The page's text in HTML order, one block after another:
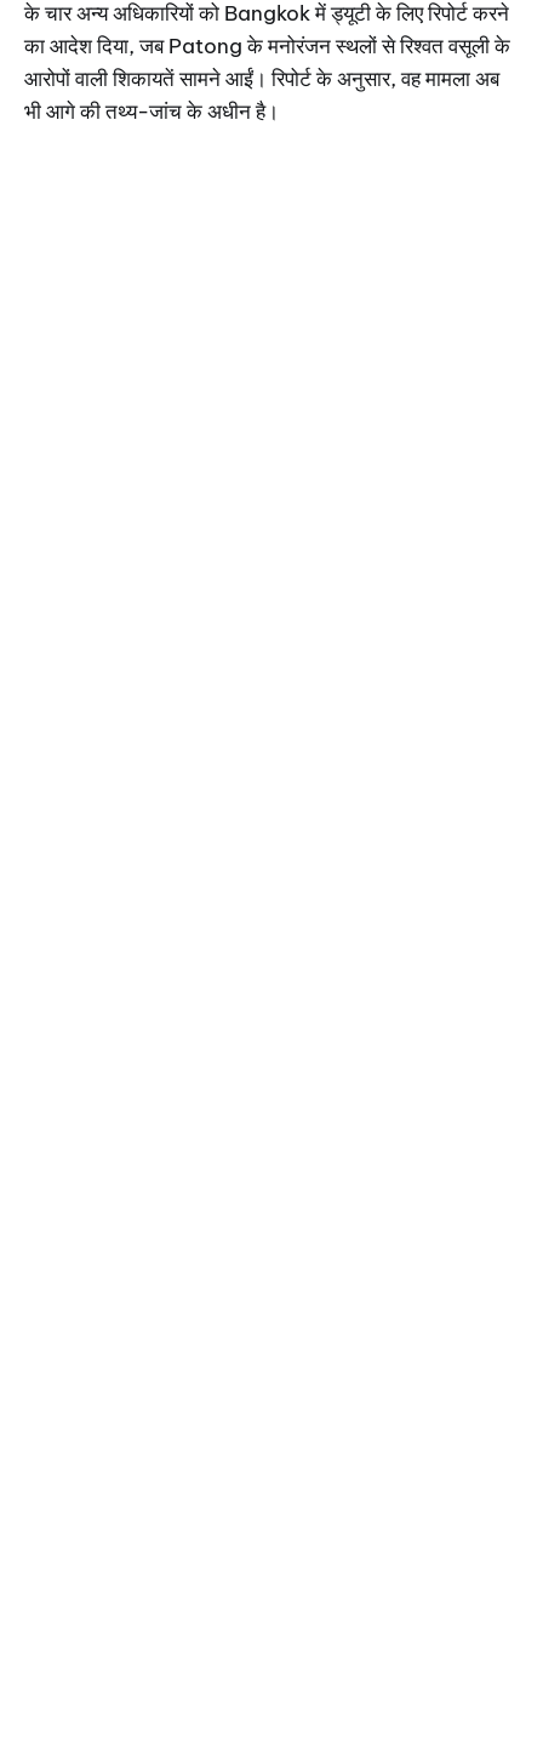
के चार अन्य अधिकारियों को Bangkok में ड्यूटी के लिए रिपोर्ट करने
का आदेश दिया, जब Patong के मनोरंजन स्थलों से रिश्वत वसूली के
आरोपों वाली शिकायतें सामने आईं। रिपोर्ट के अनुसार, वह मामला अब
भी आगे की तथ्य-जांच के अधीन है।